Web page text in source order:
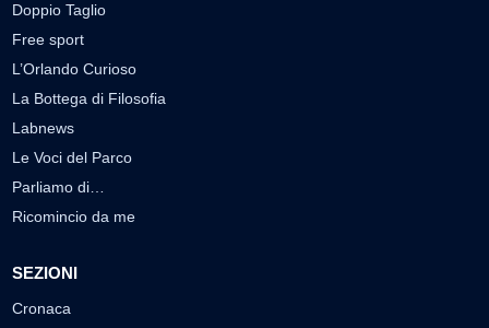
Doppio Taglio
Free sport
L’Orlando Curioso
La Bottega di Filosofia
Labnews
Le Voci del Parco
Parliamo di…
Ricomincio da me
SEZIONI
Cronaca